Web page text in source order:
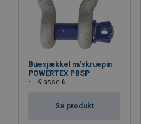
Buesjækkel m/skruepin
POWERTEX PBSP
Klasse 6
Se produkt